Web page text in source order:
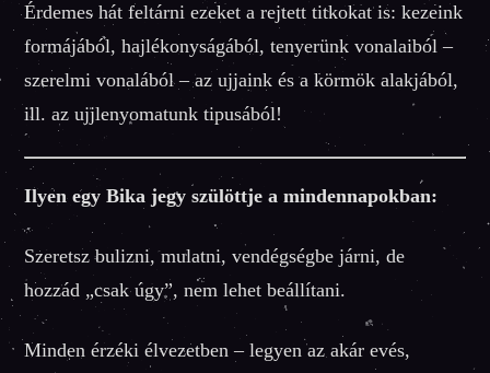
Érdemes hát feltárni ezeket a rejtett titkokat is: kezeink
formájából, hajlékonyságából, tenyerünk vonalaiból –
szerelmi vonalából – az ujjaink és a körmök alakjából,
ill. az ujjlenyomatunk tipusából!
Ilyen egy Bika jegy szülöttje a mindennapokban:
Szeretsz bulizni, mulatni, vendégségbe járni, de
hozzád „csak úgy”, nem lehet beállítani.
Minden érzéki élvezetben – legyen az akár evés,